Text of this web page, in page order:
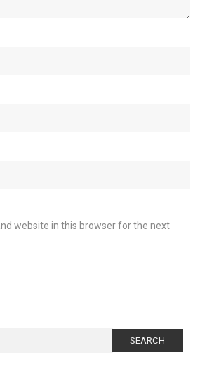
website in this browser for the next